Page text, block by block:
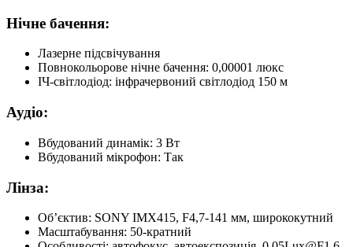
Нічне бачення:
Лазерне підсвічування
Повнокольорове нічне бачення: 0,00001 люкс
ІЧ-світлодіод: інфрачервоний світлодіод 150 м
Аудіо:
Вбудований динамік: 3 Вт
Вбудований мікрофон: Так
Лінза:
Об’єктив: SONY IMX415, F4,7-141 мм, ширококутний
Масштабування: 50-кратний